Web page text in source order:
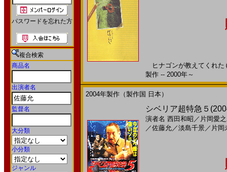
パスワードを忘れた方
複合検索
商品名
出演者名
監督名
大分類
小分類
ジャンル
ヒナゴンが教えてくれ
製作 -- 2000年～
2004年製作（製作国 日本）
シベリア超特急５
演者名 西田和昭 ／ 片岡愛
／佐藤允／淡島千景／ 片岡